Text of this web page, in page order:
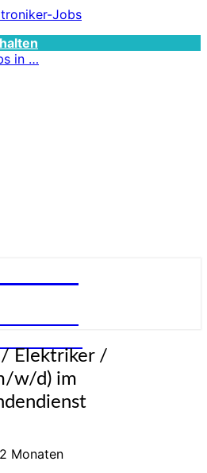
Jobs
in …
/ Elektriker /
w/d) im
Monaten